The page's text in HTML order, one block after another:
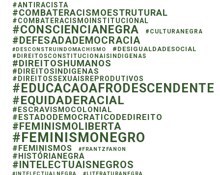
#ANTIRACISTA
#COMBATERACISMOESTRUTURAL
#COMBATERACISMOINSTITUCIONAL
#CONSCIENCIANEGRA #CULTURANEGRA
#DEFESADADEMOCRACIA
#DESCONSTRUINDOMACHISMO #DESIGUALDADESOCIAL
#DIREITOSCONSTITUCIONAISINDIGENAS
#DIREITOSHUMANOS
#DIREITOSINDIGENAS
#DIREITOSSEXUAISREPRODUTIVOS
#EDUCACAOAFRODESCENDENTE
#EQUIDADERACIAL
#ESCRAVISMOCOLONIAL
#ESTADODEMOCRATICODEDIREITO
#FEMINISMOLIBERTA
#FEMINISMONEGRO
#FEMINISMOS #FRANTZFANON
#HISTÓRIANEGRA
#INTELECTUAISNEGROS
#INTELECTUALNEGRA #LITERATURANEGRA